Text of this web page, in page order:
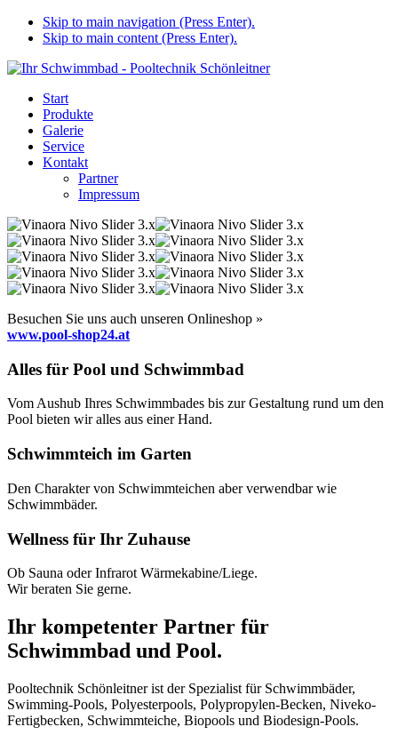
Skip to main navigation (Press Enter).
Skip to main content (Press Enter).
Start
Produkte
Galerie
Service
Kontakt
Partner
Impressum
Besuchen Sie uns auch unseren Onlineshop »
www.pool-shop24.at
Alles für Pool und Schwimmbad
Vom Aushub Ihres Schwimmbades bis zur Gestaltung rund um den
Pool bieten wir alles aus einer Hand.
Schwimmteich im Garten
Den Charakter von Schwimmteichen aber verwendbar wie
Schwimmbäder.
Wellness für Ihr Zuhause
Ob Sauna oder Infrarot Wärmekabine/Liege.
Wir beraten Sie gerne.
Ihr kompetenter Partner für
Schwimmbad und Pool.
Pooltechnik Schönleitner ist der Spezialist für Schwimmbäder,
Swimming-Pools, Polyesterpools, Polypropylen-Becken, Niveko-
Fertigbecken, Schwimmteiche, Biopools und Biodesign-Pools.